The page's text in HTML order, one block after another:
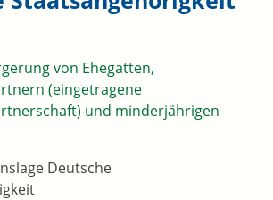
von Ehegatten,
(eingetragene
und minderjährigen